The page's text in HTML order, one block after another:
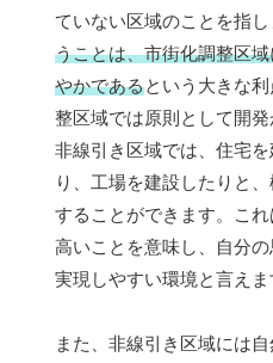
ていない区域のことを指し
うことは、市街化調整区
やかであるという大きな
整区域では原則として開発
非線引き区域では、住宅
り、工場を建設したりと
することができます。こ
高いことを意味し、自分
実現しやすい環境と言えま
また、非線引き区域には